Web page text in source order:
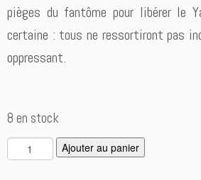
pièges du fantôme pour libérer le
certaine : tous ne ressortiront pas
oppressant.
8 en stock
u
Ajouter au panier
l